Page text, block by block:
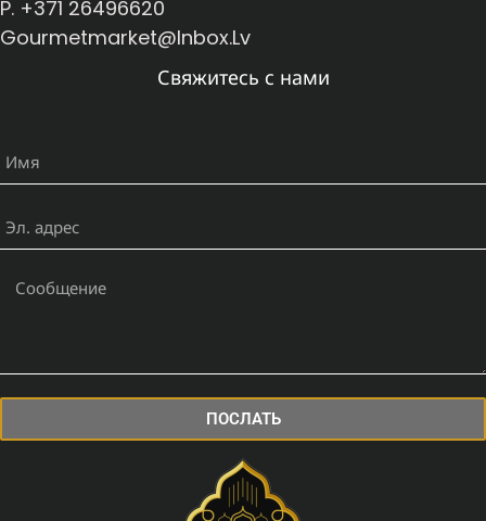
P. +371 26496620
Gourmetmarket@inbox.lv
Свяжитесь с нами
ПОСЛАТЬ